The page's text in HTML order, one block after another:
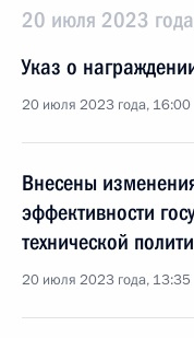
20 июля 2023
Указ о
20 июля 2023 года, 16:00
Внесены
эффективности
технической
20 июля 2023 года, 13:35